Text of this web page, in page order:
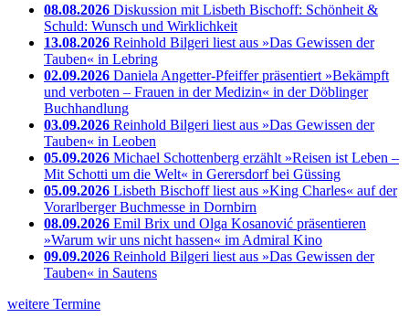
08.08.2026 Diskussion mit Lisbeth Bischoff: Schönheit &
Schuld: Wunsch und Wirklichkeit
13.08.2026 Reinhold Bilgeri liest aus »Das Gewissen der
Tauben« in Lebring
02.09.2026 Daniela Angetter-Pfeiffer präsentiert »Bekämpft
und verboten – Frauen in der Medizin« in der Döblinger
Buchhandlung
03.09.2026 Reinhold Bilgeri liest aus »Das Gewissen der
Tauben« in Leoben
05.09.2026 Michael Schottenberg erzählt »Reisen ist Leben –
Mit Schotti um die Welt« in Gerersdorf bei Güssing
05.09.2026 Lisbeth Bischoff liest aus »King Charles« auf der
Vorarlberger Buchmesse in Dornbirn
08.09.2026 Emil Brix und Olga Kosanović präsentieren
»Warum wir uns nicht hassen« im Admiral Kino
09.09.2026 Reinhold Bilgeri liest aus »Das Gewissen der
Tauben« in Sautens
weitere Termine